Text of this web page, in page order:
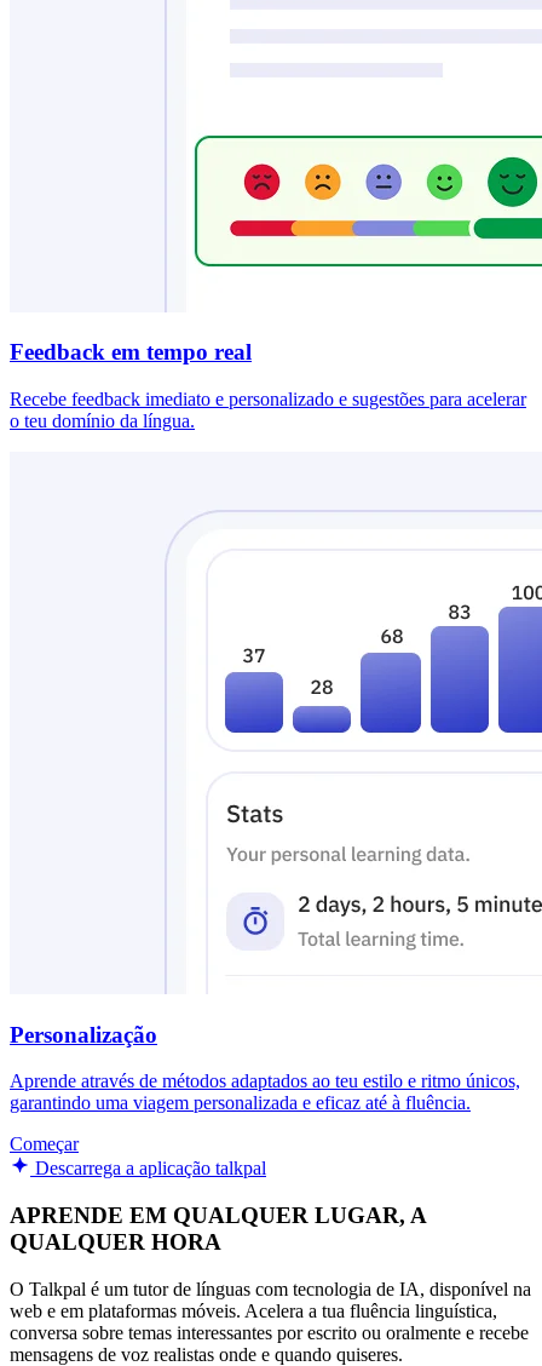
Feedback em tempo real
Recebe feedback imediato e personalizado e sugestões para acelerar
o teu domínio da língua.
Personalização
Aprende através de métodos adaptados ao teu estilo e ritmo únicos,
garantindo uma viagem personalizada e eficaz até à fluência.
Começar
Descarrega a aplicação talkpal
APRENDE EM QUALQUER LUGAR, A
QUALQUER HORA
O Talkpal é um tutor de línguas com tecnologia de IA, disponível na
web e em plataformas móveis. Acelera a tua fluência linguística,
conversa sobre temas interessantes por escrito ou oralmente e recebe
mensagens de voz realistas onde e quando quiseres.